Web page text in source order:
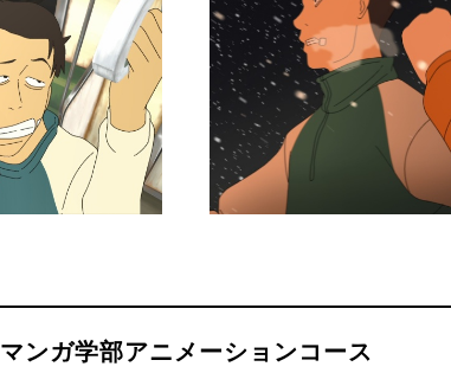
マンガ学部アニメーションコース